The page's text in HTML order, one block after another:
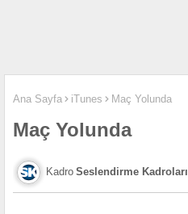
Ana Sayfa iTunes Maç Yolunda
Maç Yolunda
Seslendirme Kadroları